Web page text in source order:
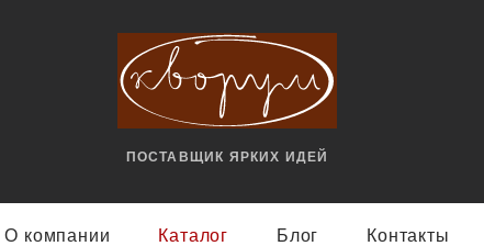
ПОСТАВЩИК ЯРКИX ИДЕЙ
О компании Каталог Блог Контакты